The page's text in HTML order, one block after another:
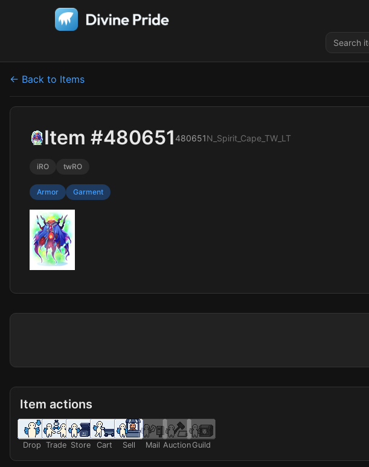
← Back to Items
Item #480651 480651N_Spirit_Cape_TW_LT
iRO twRO
Armor Garment
Item actions
Drop Trade Store Cart Sell Mail AuctionGuild